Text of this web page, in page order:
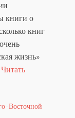
книги о
книг
жизнь»
Читать